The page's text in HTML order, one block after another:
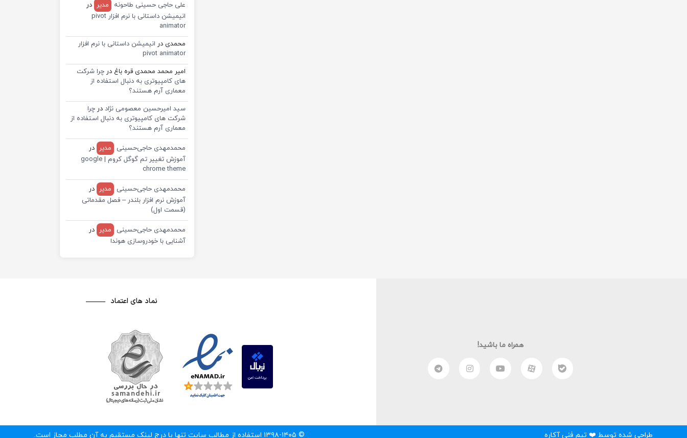
علی حاجی حسینی طاحونه مدیر
در
انیمیشن داستانی با نرم افزار pivot
animator
محمدی در انیمیشن داستانی با نرم افزار
pivot animator
امیر محمد محمدی قره باغ درچرا شرکت
های کامپیوتری به دنبال استفاده از
معماری آرم هستند؟
سید امیرحسین معصومی نژاد درچرا
شرکت های کامپیوتری به دنبال استفاده از
معماری آرم هستند؟
محمدمهدی حاجی‌حسینی مدیر
در
آموزش تغییر تم گوگل کروم | google
chrome theme
محمدمهدی حاجی‌حسینی مدیر
در
آموزش نرم افزار بلندر – فصل مقدماتی
(قسمت اول)
محمدمهدی حاجی‌حسینی مدیر
در
آشنایی با خودروسازی هوندا
همراه ما باشید!
نماد های اعتماد
طراحی شده توسط ❤️ تیم فنی آکاره © ۱۳۹۸-۱۴۰۵ استفاده از مطالب سایت تنها با درج لینک مستقیم به آن مطلب مجاز است.‌